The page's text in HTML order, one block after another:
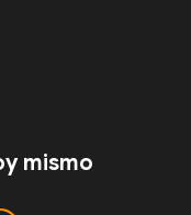
mismo